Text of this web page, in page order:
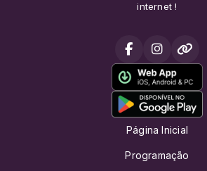
internet !
Página Inicial
Programação